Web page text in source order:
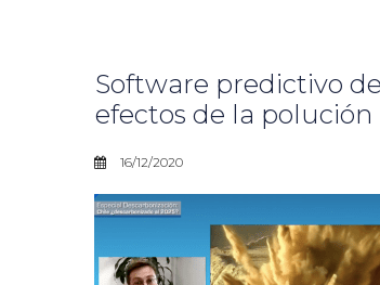
Software predictivo
efectos de la
16/12/2020